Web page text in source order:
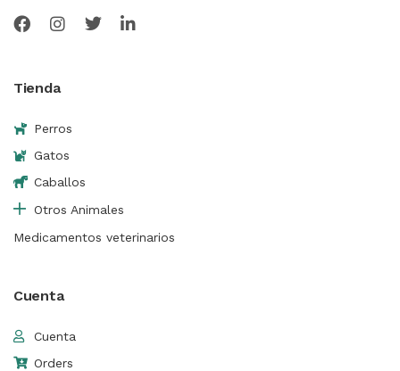
Tienda
Perros
Gatos
Caballos
Otros Animales
Medicamentos veterinarios
Cuenta
Cuenta
Orders